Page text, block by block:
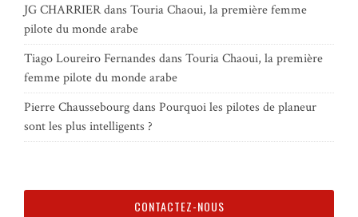
JG CHARRIERdans Touria Chaoui, la première femme
pilote du monde arabe
Tiago Loureiro Fernandes dans Touria Chaoui, la première
femme pilote du monde arabe
Pierre Chaussebourgdans Pourquoi les pilotes de planeur
sont les plus intelligents ?
CONTACTEZ-NOUS